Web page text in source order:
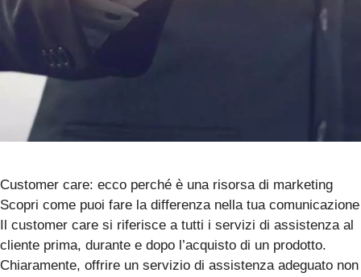
Customer care: ecco perché è una risorsa di marketing
Scopri come puoi fare la differenza nella tua comunicazione
Il customer care si riferisce a tutti i servizi di assistenza al
cliente prima, durante e dopo l’acquisto di un prodotto.
Chiaramente, offrire un servizio di assistenza adeguato non